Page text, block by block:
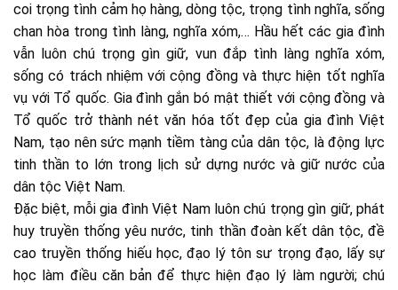
coi trọng tình cảm họ hàng, dòng tộc, trọng tình nghĩa, sống
chan hòa trong tình làng, nghĩa xóm,… Hầu hết các gia đình
vẫn luôn chú trọng gìn giữ, vun đắp tình làng nghĩa xóm,
sống có trách nhiệm với cộng đồng và thực hiện tốt nghĩa
vụ với Tổ quốc. Gia đình gắn bó mật thiết với cộng đồng và
Tổ quốc trở thành nét văn hóa tốt đẹp của gia đình Việt
Nam, tạo nên sức mạnh tiềm tàng của dân tộc, là động lực
tinh thần to lớn trong lịch sử dựng nước và giữ nước của
dân tộc Việt Nam.
Đặc biệt, mỗi gia đình Việt Nam luôn chú trọng gìn giữ, phát
huy truyền thống yêu nước, tinh thần đoàn kết dân tộc, đề
cao truyền thống hiếu học, đạo lý tôn sư trọng đạo, lấy sự
học làm điều căn bản để thực hiện đạo lý làm người; chú